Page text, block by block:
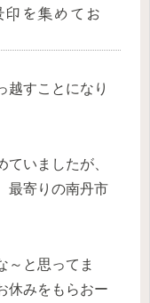
を集めてお
越すことになり
いましたが、
最寄りの南丹市
～と思ってま
休みをもらおー